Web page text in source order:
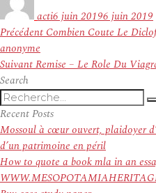
actile
6 juin 20196 juin 2019
Navigation
de
l’article
Précédent Article
Combien Coute Le
anonyme
SuivantArticle
Remise – Le Role Du
Search
Recherche
pour
:
Recent Posts
Mossoul à cœur ouvert, plaidoyer
d’un patrimoine en péril
How to quote a book mla in an